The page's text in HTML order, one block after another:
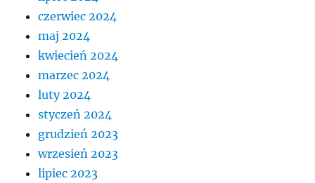
czerwiec 2024
maj 2024
kwiecień 2024
marzec 2024
luty 2024
styczeń 2024
grudzień 2023
wrzesień 2023
lipiec 2023